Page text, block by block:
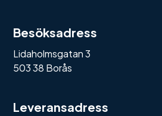
Besöksadress
Lidaholmsgatan 3
503 38 Borås
Leveransadress